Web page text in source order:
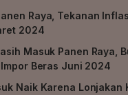
Raya, Tekanan
2024
Masuk Panen Raya,
Beras Juni 2024
Naik Karena Lonjakan